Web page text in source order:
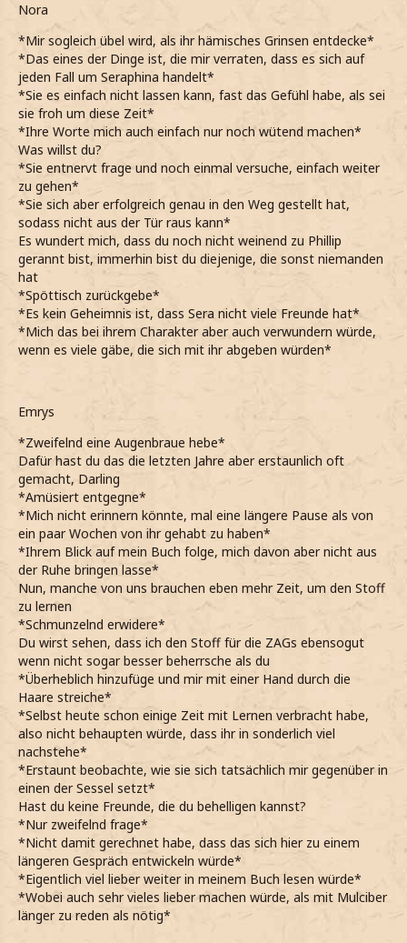
Nora
*Mir sogleich übel wird, als ihr hämisches Grinsen entdecke*
*Das eines der Dinge ist, die mir verraten, dass es sich auf
jeden Fall um Seraphina handelt*
*Sie es einfach nicht lassen kann, fast das Gefühl habe, als sei
sie froh um diese Zeit*
*Ihre Worte mich auch einfach nur noch wütend machen*
Was willst du?
*Sie entnervt frage und noch einmal versuche, einfach weiter
zu gehen*
*Sie sich aber erfolgreich genau in den Weg gestellt hat,
sodass nicht aus der Tür raus kann*
Es wundert mich, dass du noch nicht weinend zu Phillip
gerannt bist, immerhin bist du diejenige, die sonst niemanden
hat
*Spöttisch zurückgebe*
*Es kein Geheimnis ist, dass Sera nicht viele Freunde hat*
*Mich das bei ihrem Charakter aber auch verwundern würde,
wenn es viele gäbe, die sich mit ihr abgeben würden*
Emrys
*Zweifelnd eine Augenbraue hebe*
Dafür hast du das die letzten Jahre aber erstaunlich oft
gemacht, Darling
*Amüsiert entgegne*
*Mich nicht erinnern könnte, mal eine längere Pause als von
ein paar Wochen von ihr gehabt zu haben*
*Ihrem Blick auf mein Buch folge, mich davon aber nicht aus
der Ruhe bringen lasse*
Nun, manche von uns brauchen eben mehr Zeit, um den Stoff
zu lernen
*Schmunzelnd erwidere*
Du wirst sehen, dass ich den Stoff für die ZAGs ebensogut
wenn nicht sogar besser beherrsche als du
*Überheblich hinzufüge und mir mit einer Hand durch die
Haare streiche*
*Selbst heute schon einige Zeit mit Lernen verbracht habe,
also nicht behaupten würde, dass ihr in sonderlich viel
nachstehe*
*Erstaunt beobachte, wie sie sich tatsächlich mir gegenüber in
einen der Sessel setzt*
Hast du keine Freunde, die du behelligen kannst?
*Nur zweifelnd frage*
*Nicht damit gerechnet habe, dass das sich hier zu einem
längeren Gespräch entwickeln würde*
*Eigentlich viel lieber weiter in meinem Buch lesen würde*
*Wobei auch sehr vieles lieber machen würde, als mit Mulciber
länger zu reden als nötig*